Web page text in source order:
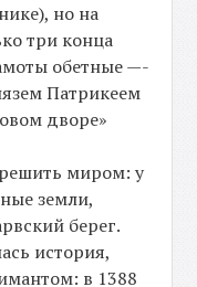
но на
три конца
обетные —-
Патрикеем
дворе»
миром: у
земли,
берег.
история,
в 1388